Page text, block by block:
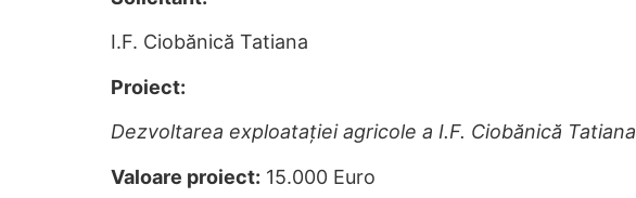
I.F. Ciobănică Tatiana
Proiect:
Dezvoltarea exploatației agricole a I.F. Ciobănică Tatiana
Valoare proiect: 15.000 Euro